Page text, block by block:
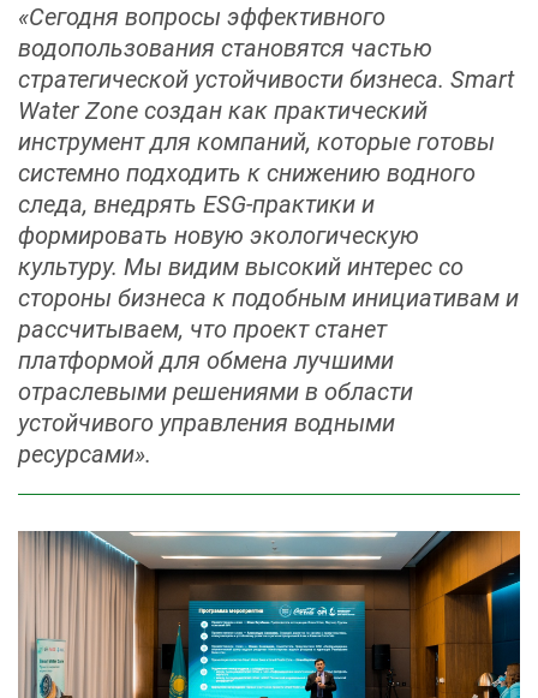
«Сегодня вопросы эффективного
водопользования становятся частью
стратегической устойчивости бизнеса. Smart
Water Zone создан как практический
инструмент для компаний, которые готовы
системно подходить к снижению водного
следа, внедрять ESG‑практики и
формировать новую экологическую
культуру. Мы видим высокий интерес со
стороны бизнеса к подобным инициативам и
рассчитываем, что проект станет
платформой для обмена лучшими
отраслевыми решениями в области
устойчивого управления водными
ресурсами».